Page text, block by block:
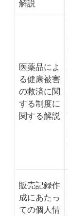
解説
医薬品によ
る健康被害
の救済に関
する制度に
関する解説
販売記録作
成にあたっ
ての個人情